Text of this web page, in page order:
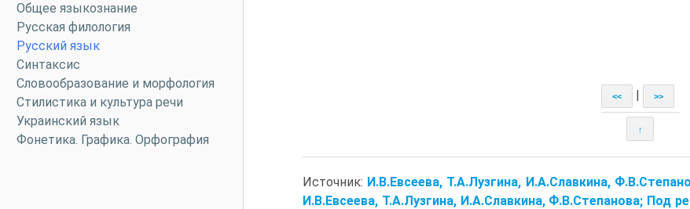
Общее языкознание
Русская филология
Русский язык
Синтаксис
Словообразование и морфология
Стилистика и культура речи
Украинский язык
Фонетика. Графика. Орфография
<< >>
↑
Источник: И.В.Евсеева, Т.А.Лузгина, И.А.Славкина,
И.В.Евсеева, Т.А.Лузгина, И.А.Славкина, Ф.В.Степанова; Под